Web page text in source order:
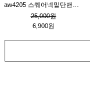
25,000원
6,900원